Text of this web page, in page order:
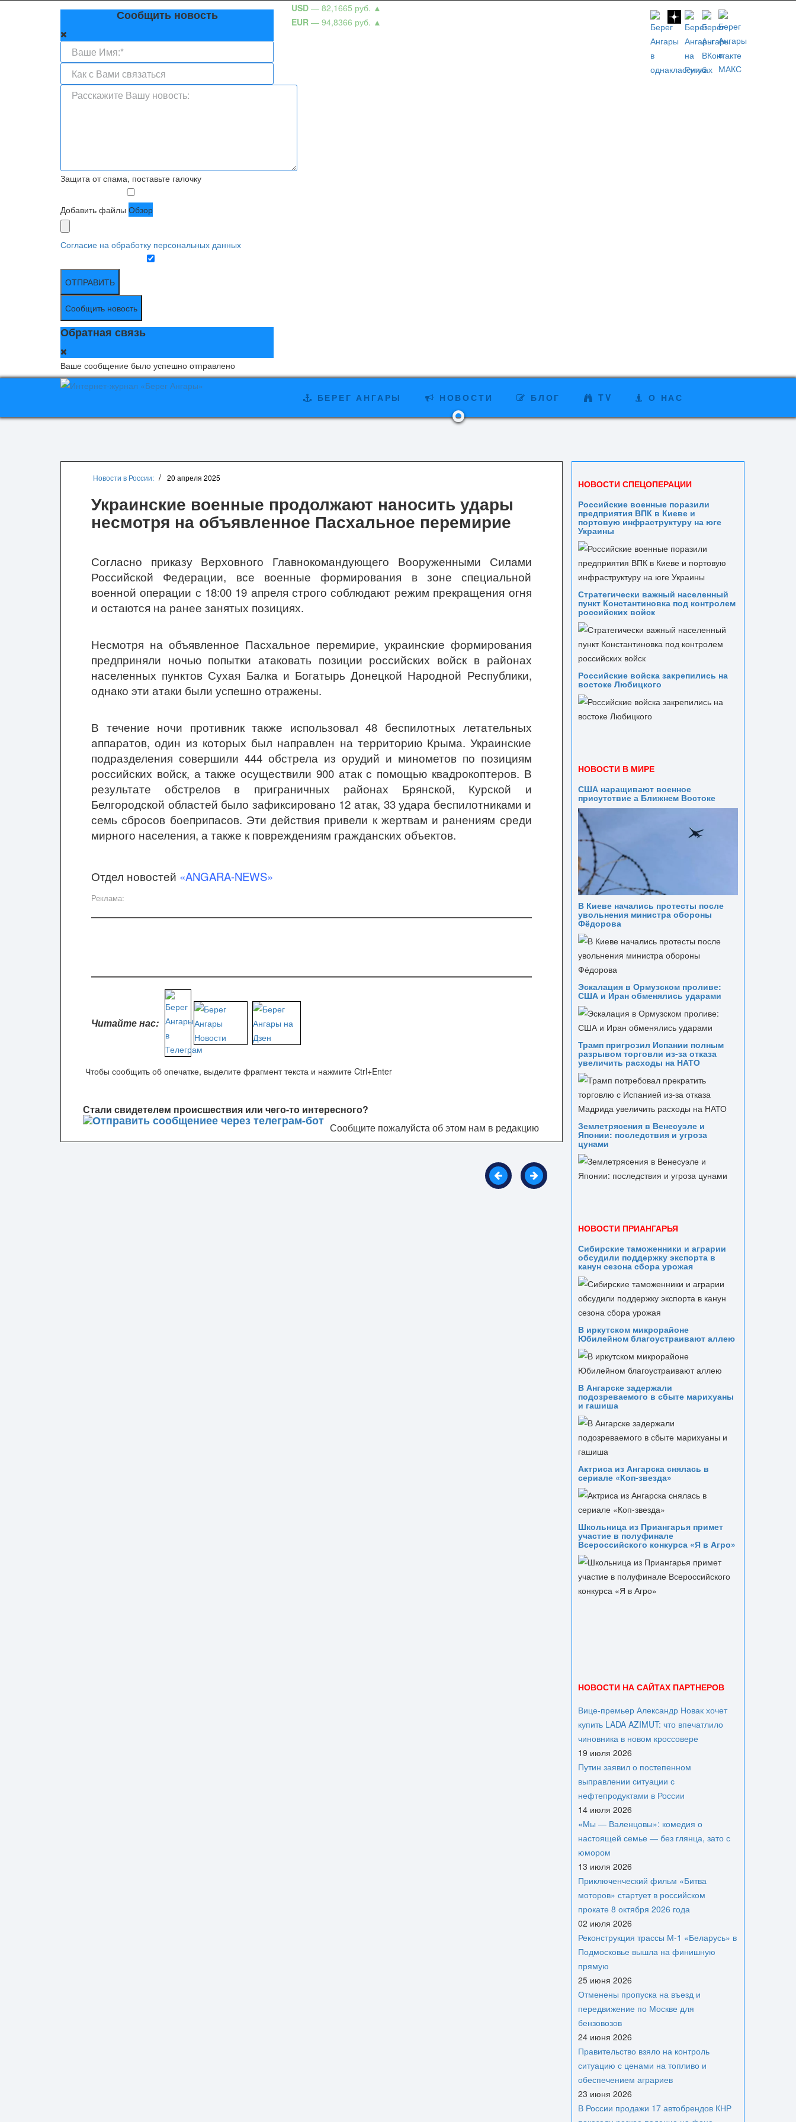
Сообщить новость
Защита от спама, поставьте галочку
Добавить файлы Обзор
Согласие на обработку персональных данных
ОТПРАВИТЬ
Сообщить новость
Обратная связь
Ваше сообщение было успешно отправлено
USD — 82,1665 руб. ▲
EUR — 94,8366 руб. ▲
БЕРЕГ АНГАРЫ НОВОСТИ БЛОГ TV О НАС
Новости в России: 20 апреля 2025
Украинские военные продолжают наносить удары
несмотря на объявленное Пасхальное перемирие
Согласно приказу Верховного Главнокомандующего Вооруженными Силами
Российской Федерации, все военные формирования в зоне специальной
военной операции с 18:00 19 апреля строго соблюдают режим прекращения огня
и остаются на ранее занятых позициях.
Несмотря на объявленное Пасхальное перемирие, украинские формирования
предприняли ночью попытки атаковать позиции российских войск в районах
населенных пунктов Сухая Балка и Богатырь Донецкой Народной Республики,
однако эти атаки были успешно отражены.
В течение ночи противник также использовал 48 беспилотных летательных
аппаратов, один из которых был направлен на территорию Крыма. Украинские
подразделения совершили 444 обстрела из орудий и минометов по позициям
российских войск, а также осуществили 900 атак с помощью квадрокоптеров. В
результате обстрелов в приграничных районах Брянской, Курской и
Белгородской областей было зафиксировано 12 атак, 33 удара беспилотниками и
семь сбросов боеприпасов. Эти действия привели к жертвам и ранениям среди
мирного населения, а также к повреждениям гражданских объектов.
Отдел новостей «ANGARA-NEWS»
Реклама:
Читайте нас:
Стали свидетелем происшествия или чего-то интересного?
Сообщите пожалуйста об этом нам в редакцию
Чтобы сообщить об опечатке, выделите фрагмент текста и нажмите Ctrl+Enter
НОВОСТИ СПЕЦОПЕРАЦИИ
Российские военные поразили
предприятия ВПК в Киеве и
портовую инфраструктуру на юге
Украины
Стратегически важный населенный
пункт Константиновка под контролем
российских войск
Российские войска закрепились на
востоке Любицкого
НОВОСТИ В МИРЕ
США наращивают военное
присутствие а Ближнем Востоке
В Киеве начались протесты после
увольнения министра обороны
Фёдорова
Эскалация в Ормузском проливе:
США и Иран обменялись ударами
Трамп пригрозил Испании полным
разрывом торговли из‑за отказа
увеличить расходы на НАТО
Землетрясения в Венесуэле и
Японии: последствия и угроза
цунами
НОВОСТИ ПРИАНГАРЬЯ
Сибирские таможенники и аграрии
обсудили поддержку экспорта в
канун сезона сбора урожая
В иркутском микрорайоне
Юбилейном благоустраивают аллею
В Ангарске задержали
подозреваемого в сбыте марихуаны
и гашиша
Актриса из Ангарска снялась в
сериале «Коп-звезда»
Школьница из Приангарья примет
участие в полуфинале
Всероссийского конкурса «Я в Агро»
НОВОСТИ НА САЙТАХ ПАРТНЕРОВ
Вице‑премьер Александр Новак хочет
купить LADA AZIMUT: что впечатлило
чиновника в новом кроссовере
19 июля 2026
Путин заявил о постепенном
выправлении ситуации с
нефтепродуктами в России
14 июля 2026
«Мы — Валенцовы»: комедия о
настоящей семье — без глянца, зато с
юмором
13 июля 2026
Приключенческий фильм «Битва
моторов» стартует в российском
прокате 8 октября 2026 года
02 июля 2026
Реконструкция трассы М-1 «Беларусь» в
Подмосковье вышла на финишную
прямую
25 июня 2026
Отменены пропуска на въезд и
передвижение по Москве для
бензовозов
24 июня 2026
Правительство взяло на контроль
ситуацию с ценами на топливо и
обеспечением аграриев
23 июня 2026
В России продажи 17 автобрендов КНР